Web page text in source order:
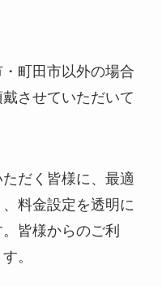
町田市以外の場合
させていただいて
だく皆様に、最適
料金設定を透明に
皆様からのご利
。